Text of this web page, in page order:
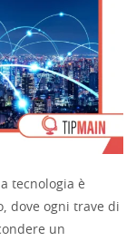
tecnologia è
dove ogni trave di
un